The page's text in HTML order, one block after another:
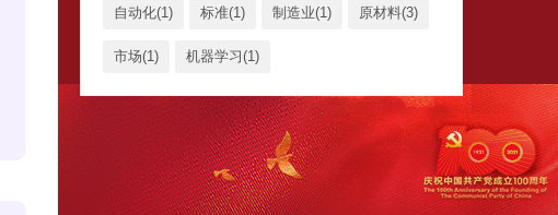
自动化(1) 标准(1) 制造业(1) 原材料(3)
市场(1) 机器学习(1)